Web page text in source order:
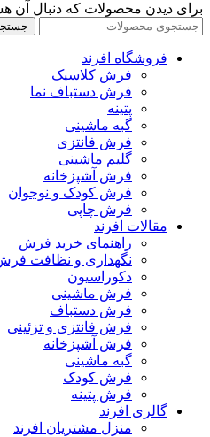
برای دیدن محصولات که دنبال آن
فروشگاه افرند
فرش کلاسیک
فرش دستباف نما
پتینه
گبه ماشینی
فرش فانتزی
گلیم ماشینی
فرش آشپزخانه
فرش کودک و نوجوان
فرش چاپی
مقالات افرند
راهنمای خرید فرش
نگهداری و نظافت
دکوراسیون
فرش ماشینی
فرش دستباف
فرش فانتزی و تزئینی
فرش آشپزخانه
گبه ماشینی
فرش کودک
فرش پتینه
گالری افرند
منزل مشتریان افرند